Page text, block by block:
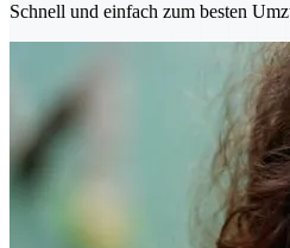
Schnell und einfach zum besten